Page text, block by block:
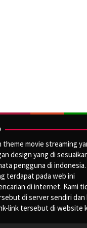
theme movie streaming
design yang di
pengguna di
terdapat pada web ini
di internet. Kami
di server sendiri dan
link tersebut di website